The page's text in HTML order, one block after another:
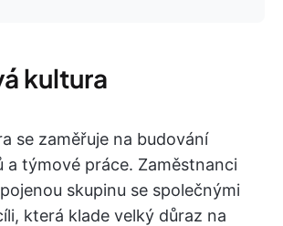
kultura
se zaměřuje na budování
a týmové práce. Zaměstnanci
skupinu se společnými
která klade velký důraz na